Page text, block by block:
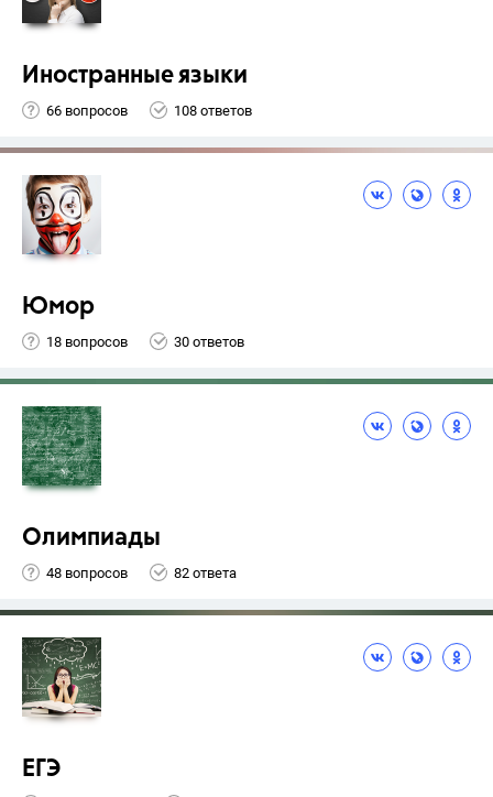
Иностранные языки
66 вопросов 108 ответов
Юмор
18 вопросов 30 ответов
Олимпиады
48 вопросов 82 ответа
ЕГЭ